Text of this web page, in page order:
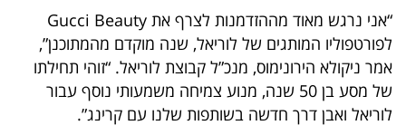
UNDER
40
שיתופי
“אני נרגש מאוד מההזדמנות לצרף את Gucci Beauty
לפורטפוליו המותגים של לוריאל, שנה מוקדם מהמתוכנן”,
אמר ניקולא הירונימוס, מנכ”ל קבוצת לוריאל. “זוהי תחילתו
של מסע בן 50 שנה, מנוע צמיחה משמעותי נוסף עבור
לוריאל ואבן דרך חדשה בשותפות שלנו עם קרינג”.